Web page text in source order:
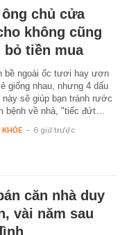
chủ cửa
không cũng
tiền mua
bề ngoài ốc tươi hay ươn
giống nhau, nhưng 4 dấu
này sẽ giúp bạn tránh rước
bệnh về nhà, "tiếc đứt…
- 6 giờ trước
căn nhà duy
vài năm sau